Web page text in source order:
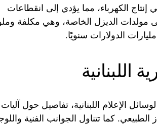
إنتاج الكهرباء، مما يؤدي إلى انقطاعات
مولدات الديزل الخاصة، وهي مكلفة
الدولارات سنويًا.
اللبنانية
الإعلام اللبنانية، تفاصيل حول آليات
الطبيعي. كما تتناول الجوانب الفنية